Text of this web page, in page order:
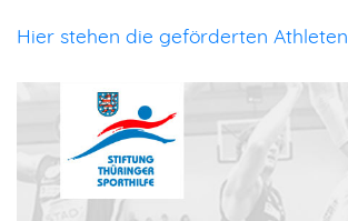
Hier stehen die geförderten Athleten